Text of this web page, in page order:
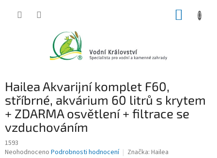
Hailea Akvarijní komplet F60,
stříbrné, akvárium 60 litrů s krytem
+ ZDARMA osvětlení + filtrace se
vzduchováním
1593
Průměrné
Neohodnoceno Podrobnosti hodnocení Značka: Hailea